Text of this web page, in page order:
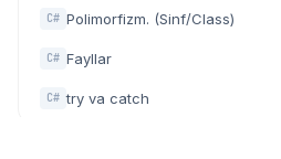
C# Polimorfizm. (Sinf/Class)
C# Fayllar
C# try va catch